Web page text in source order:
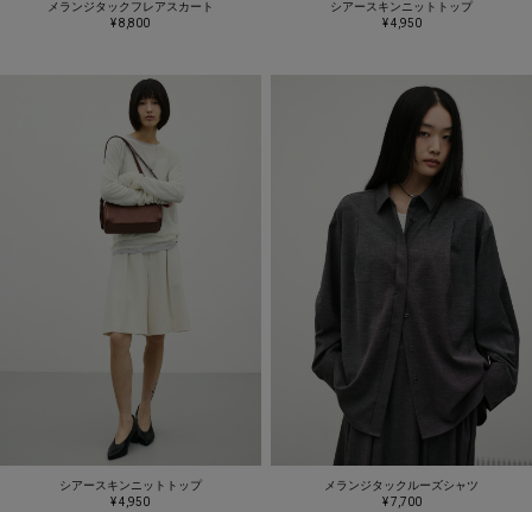
メランジタックフレアスカート
¥ 8,800
シアースキンニットトップ
¥ 4,950
シアースキンニットトップ
¥ 4,950
メランジタックルーズシャツ
¥ 7,700